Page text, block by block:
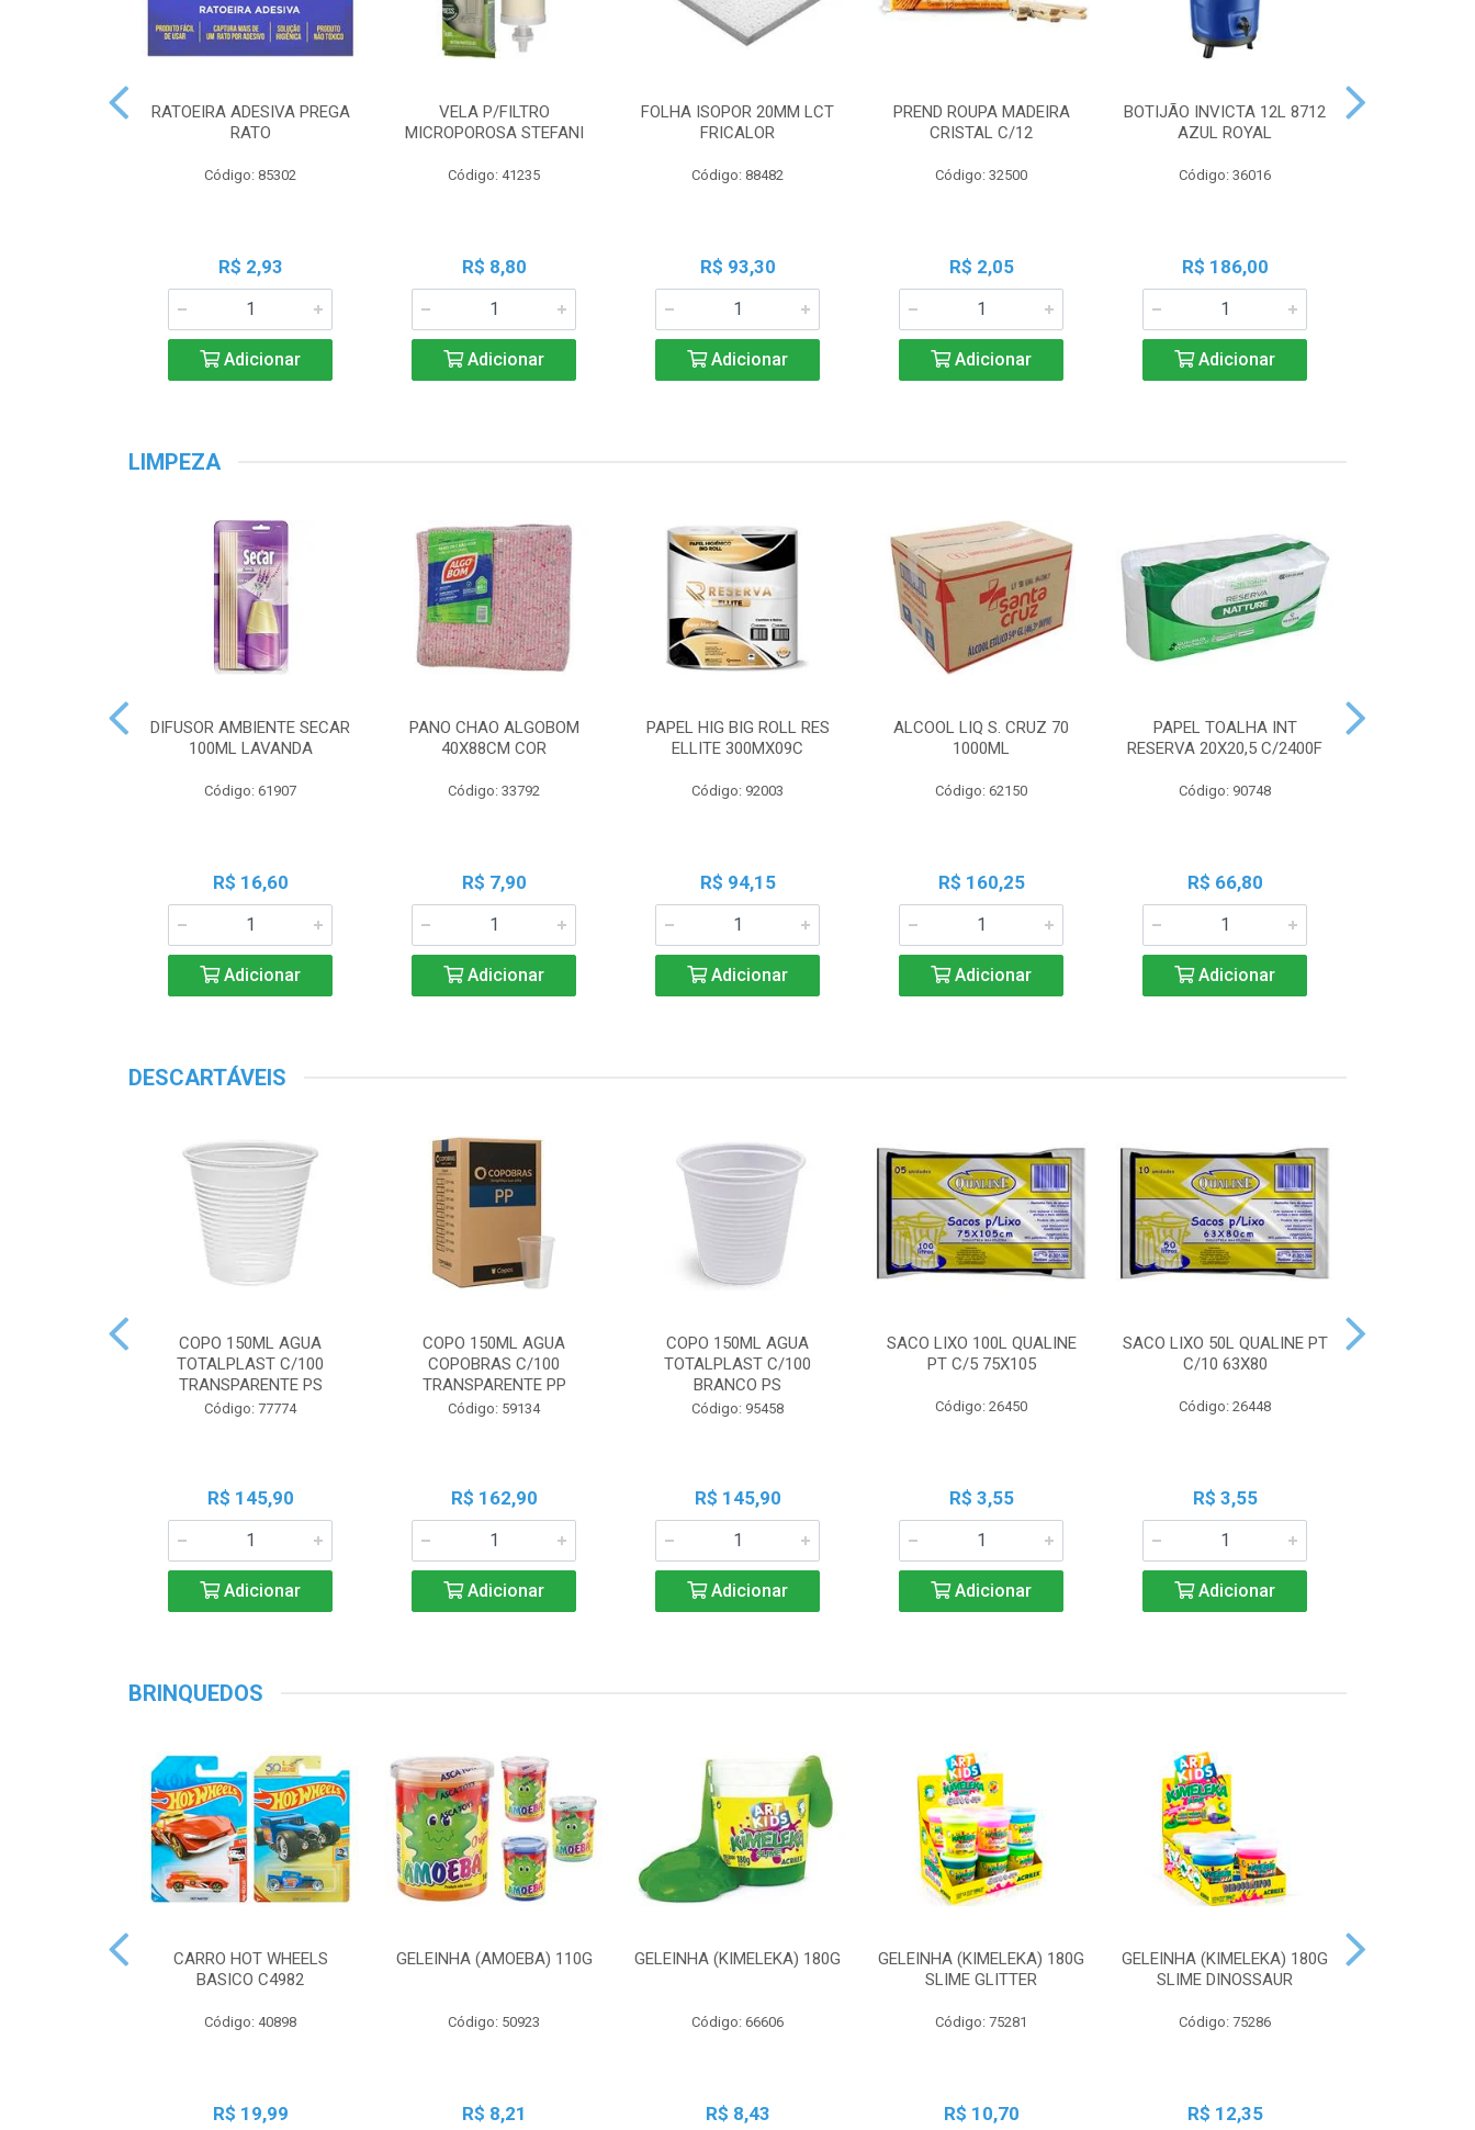
RATOEIRA ADESIVA PREGA
RATO
Código: 85302
R$ 2,93
Adicionar
VELA P/FILTRO
MICROPOROSA STEFANI
Código: 41235
R$ 8,80
Adicionar
FOLHA ISOPOR 20MM LCT
FRICALOR
Código: 88482
R$ 93,30
Adicionar
PREND ROUPA MADEIRA
CRISTAL C/12
Código: 32500
R$ 2,05
Adicionar
BOTIJÃO INVICTA 12L 8712
AZUL ROYAL
Código: 36016
R$ 186,00
Adicionar
LIMPEZA
DIFUSOR AMBIENTE SECAR
100ML LAVANDA
Código: 61907
R$ 16,60
Adicionar
PANO CHAO ALGOBOM
40X88CM COR
Código: 33792
R$ 7,90
Adicionar
PAPEL HIG BIG ROLL RES
ELLITE 300MX09C
Código: 92003
R$ 94,15
Adicionar
ALCOOL LIQ S. CRUZ 70
1000ML
Código: 62150
R$ 160,25
Adicionar
PAPEL TOALHA INT
RESERVA 20X20,5 C/2400F
Código: 90748
R$ 66,80
Adicionar
DESCARTÁVEIS
COPO 150ML AGUA
TOTALPLAST C/100
TRANSPARENTE PS
Código: 77774
R$ 145,90
Adicionar
COPO 150ML AGUA
COPOBRAS C/100
TRANSPARENTE PP
Código: 59134
R$ 162,90
Adicionar
COPO 150ML AGUA
TOTALPLAST C/100
BRANCO PS
Código: 95458
R$ 145,90
Adicionar
SACO LIXO 100L QUALINE
PT C/5 75X105
Código: 26450
R$ 3,55
Adicionar
SACO LIXO 50L QUALINE PT
C/10 63X80
Código: 26448
R$ 3,55
Adicionar
BRINQUEDOS
CARRO HOT WHEELS
BASICO C4982
Código: 40898
R$ 19,99
GELEINHA (AMOEBA) 110G
Código: 50923
R$ 8,21
GELEINHA (KIMELEKA) 180G
Código: 66606
R$ 8,43
GELEINHA (KIMELEKA) 180G
SLIME GLITTER
Código: 75281
R$ 10,70
GELEINHA (KIMELEKA) 180G
SLIME DINOSSAUR
Código: 75286
R$ 12,35